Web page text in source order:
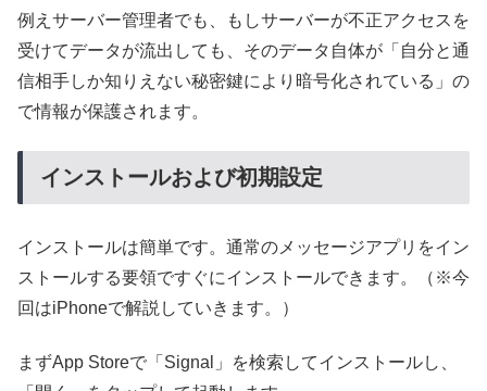
例えサーバー管理者でも、もしサーバーが不正アクセスを
受けてデータが流出しても、そのデータ自体が「自分と通
信相手しか知りえない秘密鍵により暗号化されている」の
で情報が保護されます。
インストールおよび初期設定
インストールは簡単です。通常のメッセージアプリをイン
ストールする要領ですぐにインストールできます。（※今
回はiPhoneで解説していきます。）
まずApp Storeで「Signal」を検索してインストールし、